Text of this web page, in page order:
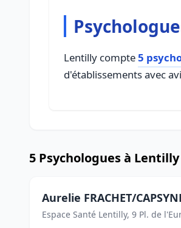
Lentilly compte5
d'établissements avec
5 Psychologues à Lentilly
Aurelie FRACHET/
Espace Santé Lentilly, 9 Pl. de